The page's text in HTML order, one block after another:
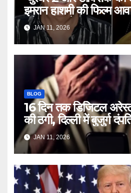
इमरान हाशमी की फिल्म
प्रोड्यूसर मुकेश भट्ट –
Bhatt on Emraan
Awarapan 2
date tmovg
JAN 11, 2026
BLOG
16 दिन तक डिजिटल
की ठगी, दिल्ली में बुजुर्ग
लगाया चूना – Delhi
elderly couple
duped crores ntc
JAN 11, 2026